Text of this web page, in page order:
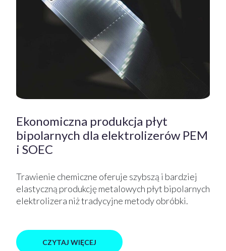
Ekonomiczna produkcja płyt
bipolarnych dla elektrolizerów PEM
i SOEC
Trawienie chemiczne oferuje szybszą i bardziej
elastyczną produkcję metalowych płyt bipolarnych
elektrolizera niż tradycyjne metody obróbki.
CZYTAJ WIĘCEJ